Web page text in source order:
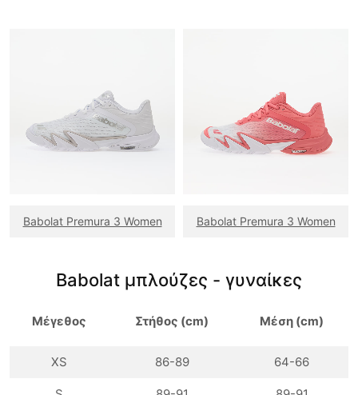
Babolat Premura 3 Women Babolat Premura 3 Women
Babolat μπλούζες - γυναίκες
Μέγεθος Στήθος (cm) Μέση (cm)
XS 86-89 64-66